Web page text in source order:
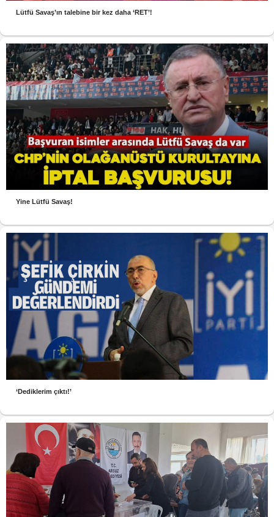
Lütfü Savaş’ın talebine bir kez daha ‘RET’!
Yine Lütfü Savaş!
‘Dediklerim çıktı!’